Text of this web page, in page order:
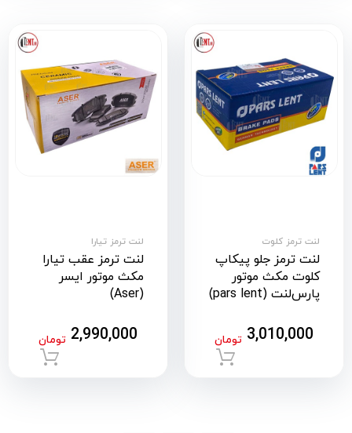
لنت ترمز کلوت
لنت ترمز جلو پیکاپ
کلوت مکث موتور
پارس‌لنت (pars lent)
3,010,000 تومان
لنت ترمز تیارا
لنت ترمز عقب تیارا
مکث موتور ایسر
(Aser)
2,990,000 تومان